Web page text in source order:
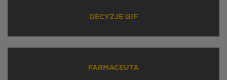
DECYZJE GIF
FARMACEUTA